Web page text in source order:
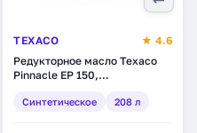
TEXACO
★ 4.6
Редукторное масло Texaco
Pinnacle EP 150,
(802082DEE)
Синтетическое 208 л